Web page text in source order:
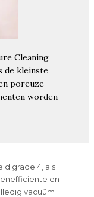
Cleaning
de kleinste
poreuze
worden
grade 4, als
en
vacuüm